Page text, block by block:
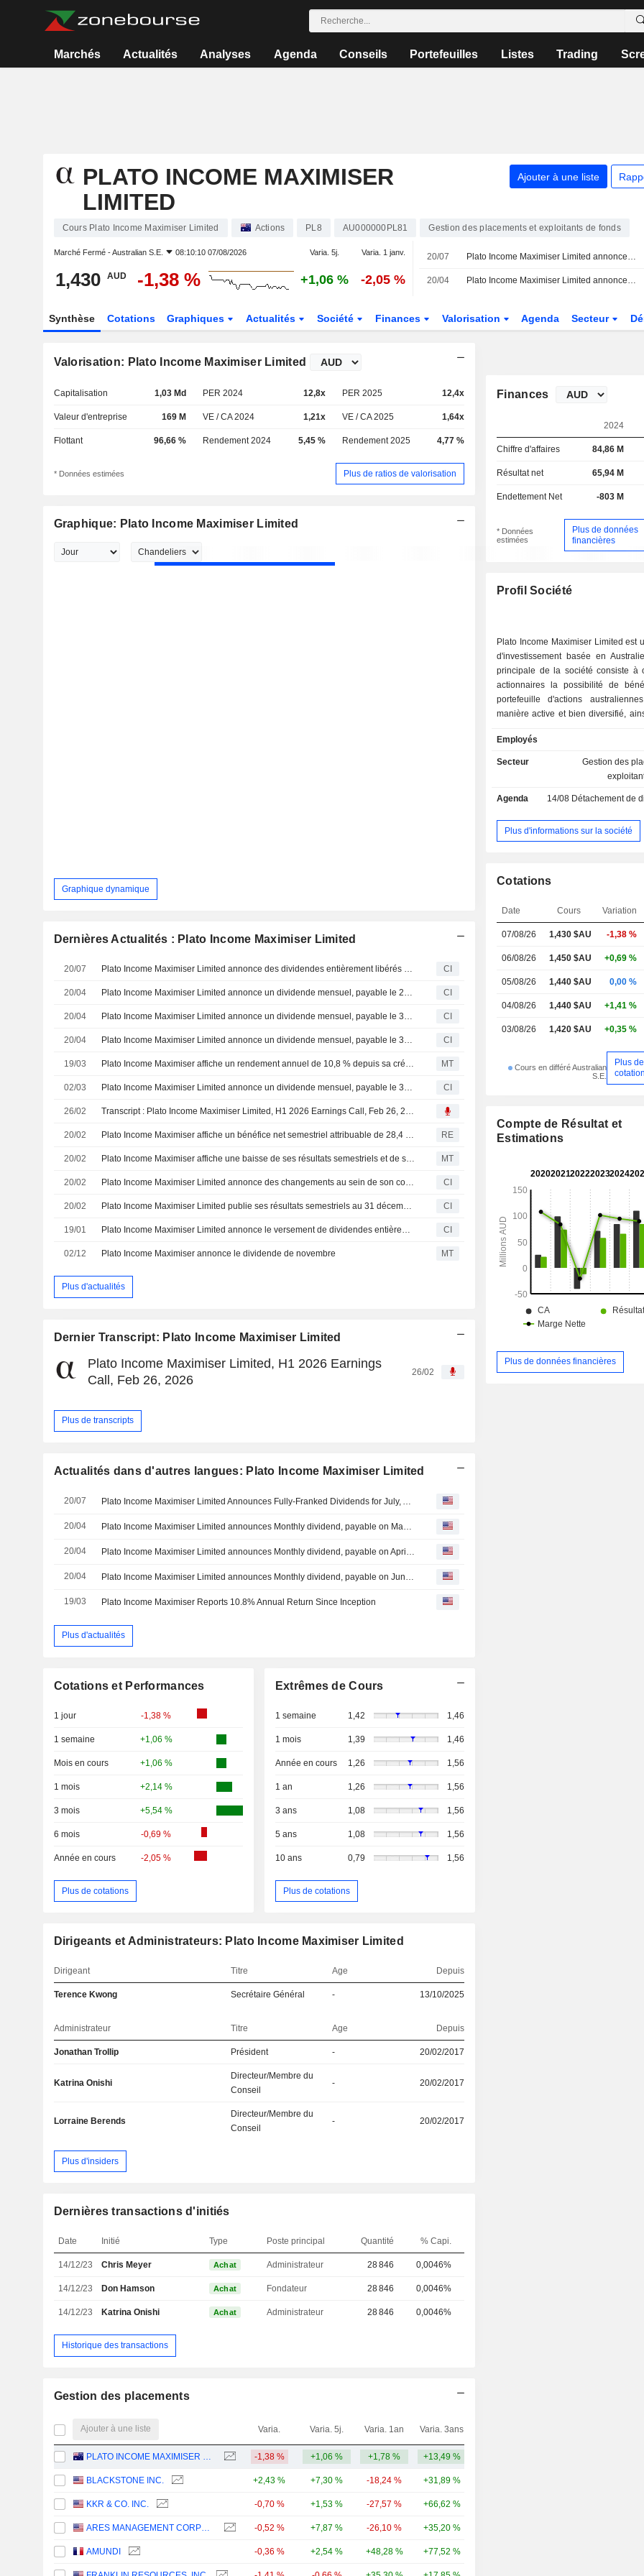
Marchés Actualités Analyses Agenda Conseils Portefeuilles Listes Trading
PLATO INCOME MAXIMISER
LIMITED
Ajouter à une liste
Cours Plato Income Maximiser Limited Actions PL8 AU000000PL81 Gestion des placements et exploitants de fonds
Marché Fermé -Australian S.E. 08:10:10 07/08/2026 Varia. 5j. Varia. 1 janv.
1,430 AUD -1,38 % +1,06 % -2,05 %
20/07 Plato Income Maximiser Limited annonce des dividendes entièrement libérés d'impôt pour juillet, août et septembre 2026, payables respectivement les 31 juillet, 31 août et 30 septembre 2026
20/04 Plato Income Maximiser Limited annonce un dividende mensuel, payable le 29 mai 2026
Synthèse Cotations Graphiques Actualités Société Finances Valorisation Agenda Secteur
Valorisation: Plato Income Maximiser Limited
Capitalisation 1,03 Md PER 2024 12,8x PER 2025 12,4x
Valeur d'entreprise 169 M VE / CA 2024 1,21x VE / CA 2025 1,64x
Flottant 96,66 % Rendement 2024 5,45 % Rendement 2025 4,77 %
* Données estimées Plus de ratios de valorisation
Graphique: Plato Income Maximiser Limited
Graphique dynamique
Dernières Actualités : Plato Income Maximiser Limited
20/07 Plato Income Maximiser Limited annonce des dividendes entièrement libérés d'impôt pour juillet, août et septembre 2026, payables respectivement les 31 juillet, 31 août et 30 septembre 2026 CI
20/04 Plato Income Maximiser Limited annonce un dividende mensuel, payable le 29 mai 2026 CI
20/04 Plato Income Maximiser Limited annonce un dividende mensuel, payable le 30 avril 2026 CI
20/04 Plato Income Maximiser Limited annonce un dividende mensuel, payable le 30 juin 2026 CI
19/03 Plato Income Maximiser affiche un rendement annuel de 10,8 % depuis sa création MT
02/03 Plato Income Maximiser Limited annonce un dividende mensuel, payable le 31 mars 2026 CI
26/02 Transcript : Plato Income Maximiser Limited, H1 2026 Earnings Call, Feb 26, 2026
20/02 Plato Income Maximiser affiche un bénéfice net semestriel attribuable de 28,4 millions AUD RE
20/02 Plato Income Maximiser affiche une baisse de ses résultats semestriels et de son revenu net d'investissement MT
20/02 Plato Income Maximiser Limited annonce des changements au sein de son conseil d'administration CI
20/02 Plato Income Maximiser Limited publie ses résultats semestriels au 31 décembre 2025 CI
19/01 Plato Income Maximiser Limited annonce le versement de dividendes entièrement francisés pour janvier, février et mars 2026, payables respectivement les 30 janvier, 27 février et 31 mars 2026 CI
02/12 Plato Income Maximiser annonce le dividende de novembre MT
Plus d'actualités
Dernier Transcript: Plato Income Maximiser Limited
Plato Income Maximiser Limited, H1 2026 Earnings
Call, Feb 26, 2026
26/02
Plus de transcripts
Actualités dans d'autres langues: Plato Income Maximiser Limited
20/07
20/04
20/04
20/04
19/03 Plato Income Maximiser Reports 10.8% Annual Return Since Inception
Plus d'actualités
Cotations et Performances
1 jour -1,38 %
1 semaine +1,06 %
Mois en cours +1,06 %
1 mois +2,14 %
3 mois +5,54 %
6 mois -0,69 %
Année en cours -2,05 %
Plus de cotations
Extrêmes de Cours
1 semaine 1,42 1,46
1 mois 1,39 1,46
Année en cours 1,26 1,56
1 an 1,26 1,56
3 ans 1,08 1,56
5 ans 1,08 1,56
10 ans 0,79 1,56
Plus de cotations
Dirigeants et Administrateurs: Plato Income Maximiser Limited
Dirigeant Titre Age Depuis
Terence Kwong Secrétaire Général - 13/10/2025
Administrateur Titre Age Depuis
Jonathan Trollip Président - 20/02/2017
Katrina Onishi
Directeur/Membre du
Conseil
- 20/02/2017
Lorraine Berends
Directeur/Membre du
Conseil
- 20/02/2017
Plus d'insiders
Dernières transactions d'initiés
Date Initié Type Poste principal Quantité % Capi.
14/12/23 Chris Meyer Achat Administrateur 28 846 0,0046%
14/12/23 Don Hamson Achat Fondateur 28 846 0,0046%
14/12/23 Katrina Onishi Achat Administrateur 28 846 0,0046%
Historique des transactions
Gestion des placements
Ajouter à une liste Varia. Varia. 5j. Varia. 1an Varia. 3ans
-1,38 % +1,06 % +1,78 % +13,49 %
BLACKSTONE INC. +2,43 % +7,30 % -18,24 % +31,89 %
KKR & CO. INC. -0,70 % +1,53 % -27,57 % +66,62 %
-0,52 % +7,87 % -26,10 % +35,20 %
AMUNDI -0,36 % +2,54 % +48,28 % +77,52 %
Finances
2024
Chiffre d'affaires 84,86 M
Résultat net 65,94 M
Endettement Net -803 M
* Données
estimées
Plus de données
financières
Profil Société
Plato Income Maximiser Limited est
d'investissement basée en
principale de la société consiste à
actionnaires la possibilité de
portefeuille d'actions
manière active et bien diversifié,
d'investissement de la société
générer un revenu annuel (y
d'impôt) supérieur au revenu brut
Exchange (ASX) 200 Franking
référence) et de surperformer
l’indice de référence en termes de
de trois à cinq ans). Elle investit
communication, la
discrétionnaire, la consommation
technologies de l’information, les
gestionnaire d’investissement de la
Plato Investment Management Limited.
Employés
Secteur
Gestion des
Agenda 14/08 Détachement de dividende
Plus d'informations sur la société
Cotations
Date Cours Variation
07/08/26 1,430$AU -1,38 %
06/08/26 1,450 $AU +0,69 %
05/08/26 1,440 $AU 0,00 %
04/08/26 1,440 $AU +1,41 %
03/08/26 1,420 $AU +0,35 %
Cours en différé Australian
S.E.
Plus de
Compte de Résultat et
Estimations
Plus de données financières